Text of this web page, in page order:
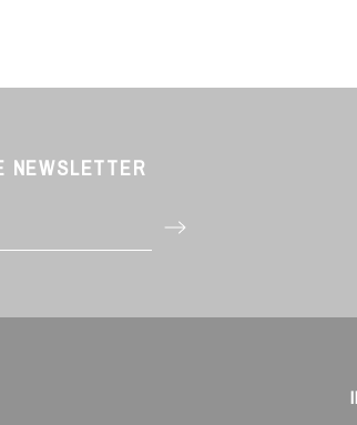
NEWSLETTER